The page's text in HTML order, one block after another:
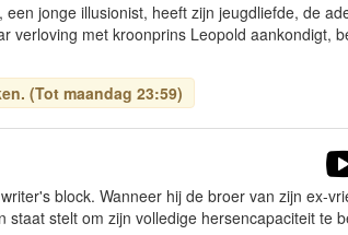
jonge illusionist, heeft zijn jeugdliefde, de
verloving met kroonprins Leopold aankondigt,
(Tot maandag 23:59)
block. Wanneer hij de broer van zijn ex-
stelt om zijn volledige hersencapaciteit te